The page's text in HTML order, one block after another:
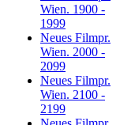
Wien. 1900 -
1999
Neues Filmpr.
Wien. 2000 -
2099
Neues Filmpr.
Wien. 2100 -
2199